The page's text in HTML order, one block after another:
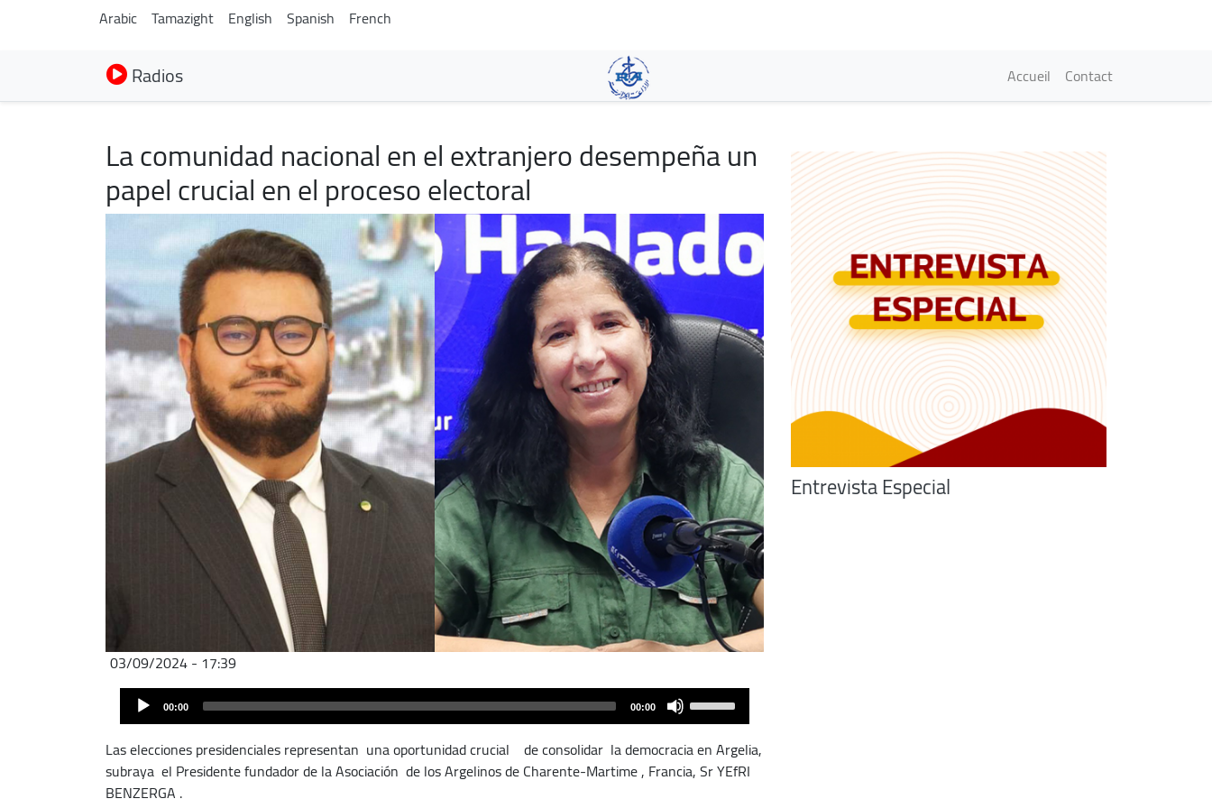
contenu
principal
Arabic Tamazight English Spanish French
Radios Navigation
Accueil Contact
La comunidad nacional en el extranjero desempeña un
papel crucial en el proceso electoral
03/09/2024 - 17:39
Fichier
Audio
Player 00:00 00:00
Las elecciones presidenciales representan una oportunidad crucial de consolidar la democracia en Argelia,
subraya el Presidente fundador de la Asociación de los Argelinos de Charente-Martime , Francia, Sr YEfRI
BENZERGA .
Entrevista Especial